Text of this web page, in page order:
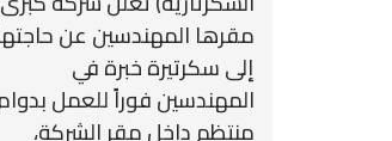
مقرها المهندسين عن
إلى سكرتيرة خبرة في
المهندسين فوراً للعمل
منتظم داخل مقر الشركة،